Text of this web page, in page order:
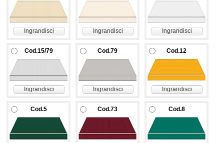
Ingrandisci Ingrandisci Ingrandisci
Cod.15/79
Ingrandisci
Cod.79
Ingrandisci
Cod.12
Ingrandisci
Cod.5 Cod.73 Cod.8